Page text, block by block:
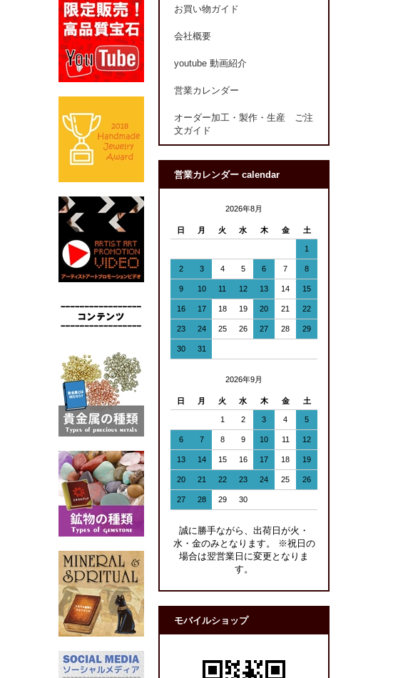
お買い物ガイド
会社概要
youtube 動画紹介
営業カレンダー
オーダー加工・製作・生産 ご注
文ガイド
営業カレンダー calendar
2026年8月
日 月 火 水 木 金 土
1
2 3 4 5 6 7 8
9 10 11 12 13 14 15
16 17 18 19 20 21 22
23 24 25 26 27 28 29
30 31
2026年9月
日 月 火 水 木 金 土
1 2 3 4 5
6 7 8 9 10 11 12
13 14 15 16 17 18 19
20 21 22 23 24 25 26
27 28 29 30
誠に勝手ながら、出荷日が火・
水・金のみとなります。 ※祝日の
場合は翌営業日に変更となりま
す。
モバイルショップ